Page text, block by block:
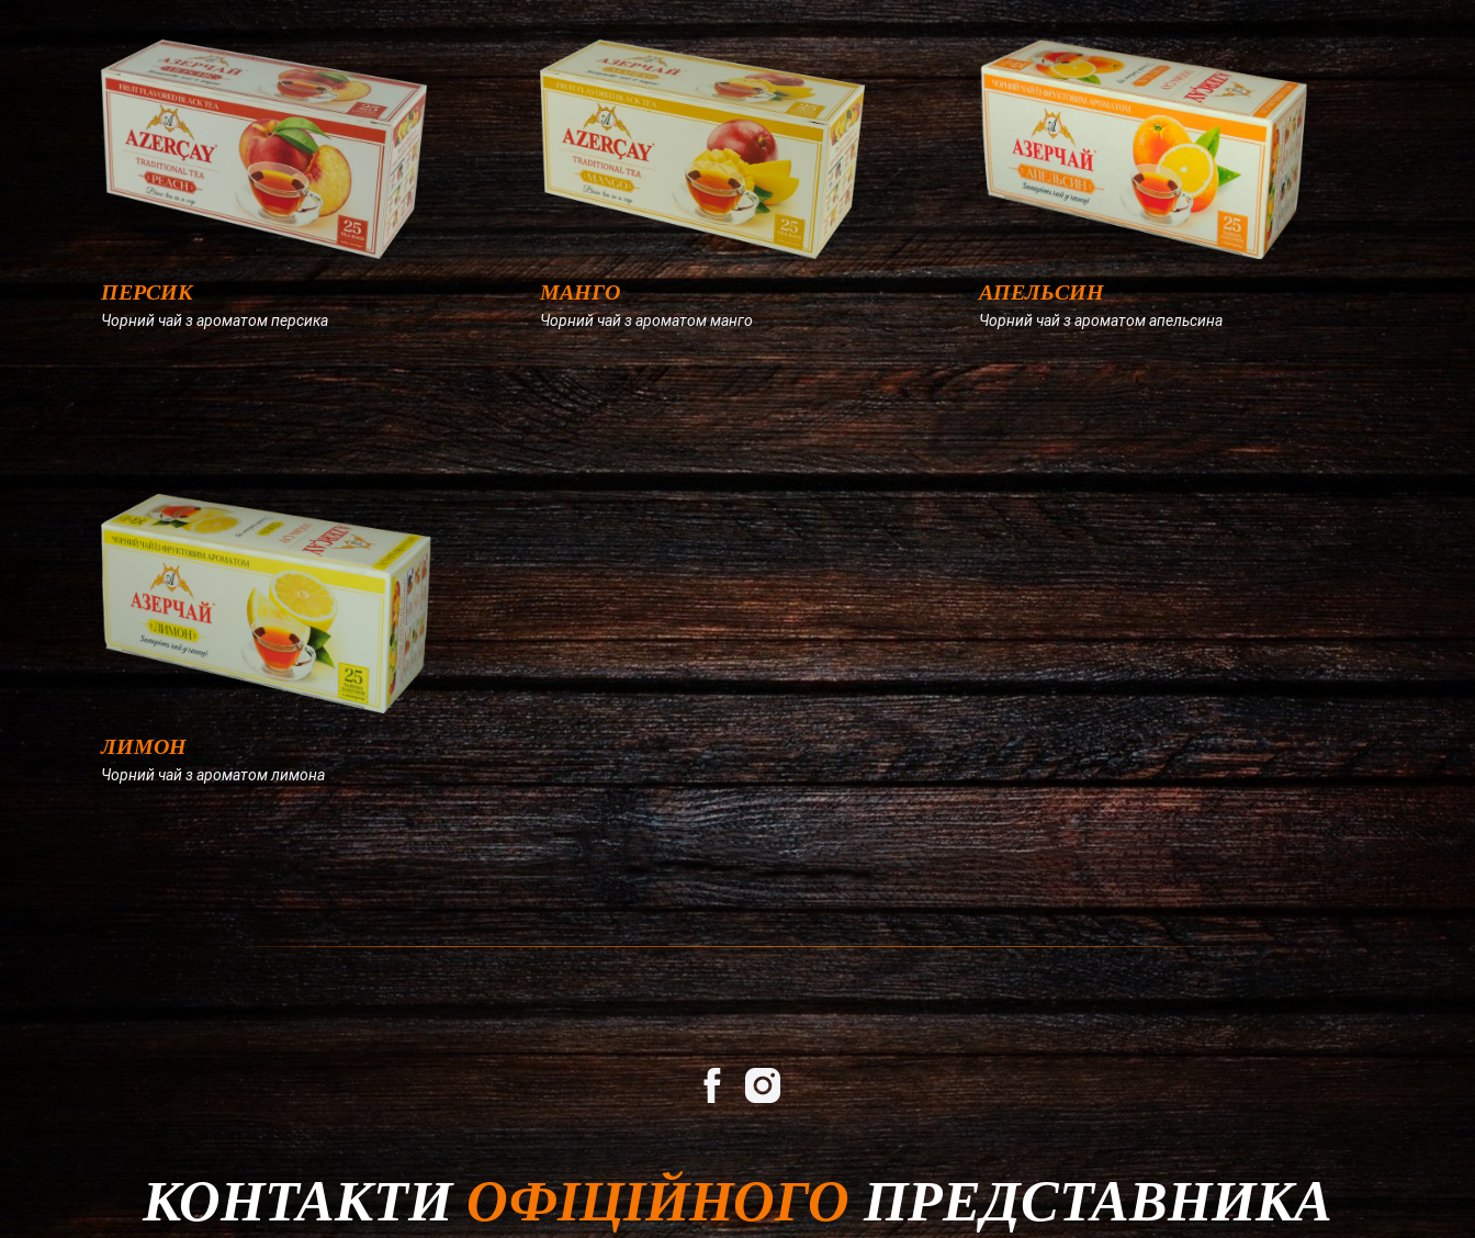
ПЕРСИК
Чорний чай з ароматом персика
МАНГО
Чорний чай з ароматом манго
АПЕЛЬСИН
Чорний чай з ароматом апельсина
ЛИМОН
Чорний чай з ароматом лимона
КОНТАКТИОФІЦІЙНОГОПРЕДСТАВНИКА